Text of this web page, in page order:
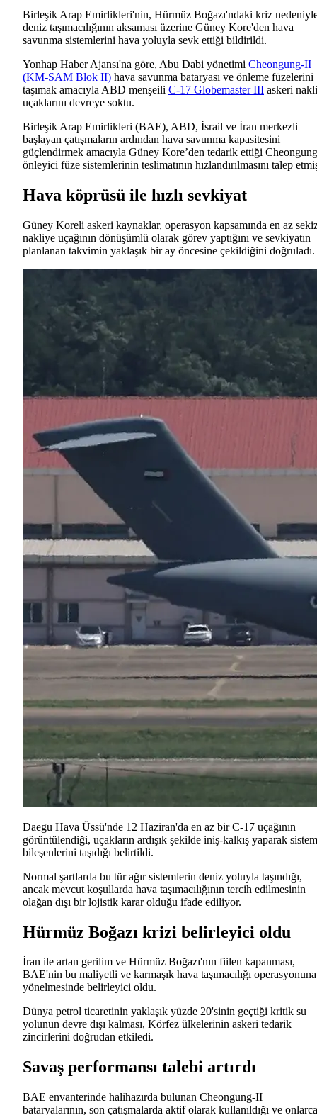
Birleşik Arap Emirlikleri'nin, Hürmüz Boğazı'ndaki kriz
deniz taşımacılığının aksaması üzerine Güney Kore'den hava
savunma sistemlerini hava yoluyla sevk ettiği bildirildi.
Yonhap Haber Ajansı'na göre, Abu Dabi yönetimi Cheongung-II
(KM-SAM Blok II) hava savunma bataryası ve önleme füzelerini
taşımak amacıyla ABD menşeili C-17 Globemaster III askeri
uçaklarını devreye soktu.
Birleşik Arap Emirlikleri (BAE), ABD, İsrail ve İran merkezli
başlayan çatışmaların ardından hava savunma kapasitesini
güçlendirmek amacıyla Güney Kore’den tedarik ettiği
önleyici füze sistemlerinin teslimatının hızlandırılmasını talep
Hava köprüsü ile hızlı sevkiyat
Güney Koreli askeri kaynaklar, operasyon kapsamında en az
nakliye uçağının dönüşümlü olarak görev yaptığını ve sevkiyatın
planlanan takvimin yaklaşık bir ay öncesine çekildiğini doğruladı.
Daegu Hava Üssü'nde 12 Haziran'da en az bir C-17 uçağının
görüntülendiği, uçakların ardışık şekilde iniş-kalkış yaparak sistem
bileşenlerini taşıdığı belirtildi.
Normal şartlarda bu tür ağır sistemlerin deniz yoluyla taşındığı,
ancak mevcut koşullarda hava taşımacılığının tercih edilmesinin
olağan dışı bir lojistik karar olduğu ifade ediliyor.
Hürmüz Boğazı krizi belirleyici oldu
İran ile artan gerilim ve Hürmüz Boğazı'nın fiilen kapanması,
BAE'nin bu maliyetli ve karmaşık hava taşımacılığı operasyonuna
yönelmesinde belirleyici oldu.
Dünya petrol ticaretinin yaklaşık yüzde 20'sinin geçtiği kritik su
yolunun devre dışı kalması, Körfez ülkelerinin askeri tedarik
zincirlerini doğrudan etkiledi.
Savaş performansı talebi artırdı
BAE envanterinde halihazırda bulunan Cheongung-II
bataryalarının, son çatışmalarda aktif olarak kullanıldığı ve onlarca